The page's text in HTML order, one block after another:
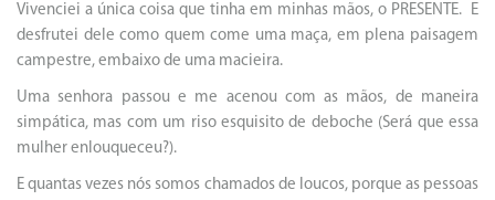
Vivenciei a única coisa que tinha em minhas mãos, o PRESENTE. E
desfrutei dele como quem come uma maça, em plena paisagem
campestre, embaixo de uma macieira.
Uma senhora passou e me acenou com as mãos, de maneira
simpática, mas com um riso esquisito de deboche (Será que essa
mulher enlouqueceu?).
E quantas vezes nós somos chamados de loucos, porque as pessoas